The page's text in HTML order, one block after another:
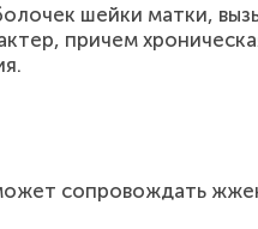
шейки матки,
причем
сопровождать